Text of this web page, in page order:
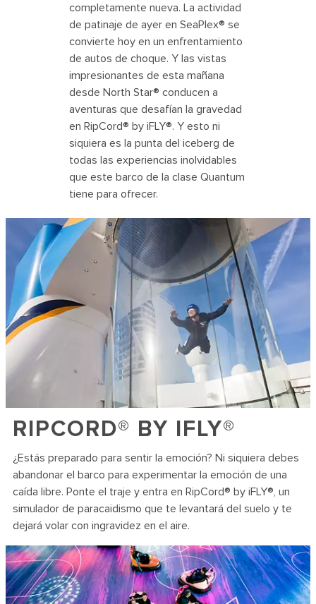
completamente nueva. La actividad
de patinaje de ayer en SeaPlex® se
convierte hoy en un enfrentamiento
de autos de choque. Y las vistas
impresionantes de esta mañana
desde North Star® conducen a
aventuras que desafían la gravedad
en RipCord® by iFLY®. Y esto ni
siquiera es la punta del iceberg de
todas las experiencias inolvidables
que este barco de la clase Quantum
tiene para ofrecer.
RIPCORD® BY IFLY®
¿Estás preparado para sentir la emoción? Ni siquiera debes
abandonar el barco para experimentar la emoción de una
caída libre. Ponte el traje y entra en RipCord® by iFLY®, un
simulador de paracaidismo que te levantará del suelo y te
dejará volar con ingravidez en el aire.